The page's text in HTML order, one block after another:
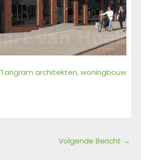
Tangram architekten, woningbouw
Volgende Bericht →